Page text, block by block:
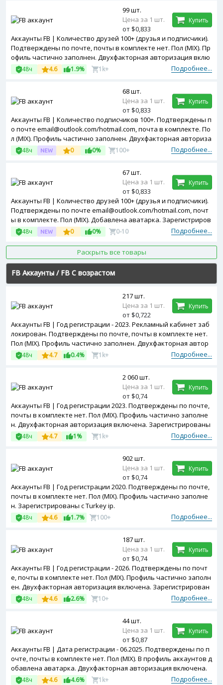
Аккаунты FB | Количество друзей 100+ (друзья и подписчики).
Подтверждены по почте, почты в комплекте нет. Пол (MIX). Пр
офиль частично заполнен. Двухфакторная авторизация вклю
чена. Зарегистрированы с Bangladesh ip.
Подробнее...
48ч 4.6 1.9% 1k+
99 шт.
Цена за 1 шт.
от $0,833
Купить
Аккаунты FB | Количество подписчиков 100+. Подтверждены п
о почте email@outlook.com/hotmail.com, почта в комплекте. По
л (MIX). Профиль частично заполнен. Двухфакторная авториза
ция включена. Зарегистрированы с EGYPT ip.
Подробнее...
48ч 0 0% 100+
68 шт.
Цена за 1 шт.
от $0,833
Купить
Аккаунты FB | Количество друзей 100+ (друзья и подписчики).
Подтверждены по почте email@outlook.com/hotmail.com, почт
ы в комплекте. Пол (MIX). Добавлена аватарка. Зарегистриров
аны с EGYPT ip.
Подробнее...
48ч 0 0% 0-10
67 шт.
Цена за 1 шт.
от $0,833
Купить
Раскрыть все товары
FB Аккаунты / FB С возрастом
Аккаунты FB | Год регистрации - 2023. Рекламный кабинет заб
локирован. Подтверждены по почте, почты в комплекте нет.
Пол (MIX). Профиль частично заполнен. Двухфакторная автор
изация включена. Cookies в комплекте. Зарегистрированы с T
urkey ip.
Подробнее...
48ч 4.7 0.4% 1k+
217 шт.
Цена за 1 шт.
от $0,722
Купить
Аккаунты FB | Год регистрации 2023. Подтверждены по почте,
почты в комплекте нет. Пол (MIX). Профиль частично заполне
н. Двухфакторная авторизация включена. Зарегистрированы
с Turkey ip.
Подробнее...
48ч 4.7 1% 1k+
2 060 шт.
Цена за 1 шт.
от $0,74
Купить
Аккаунты FB | Год регистрации 2020. Подтверждены по почте,
почты в комплекте нет. Пол (MIX). Профиль частично заполне
н. Зарегистрированы с Turkey ip.
Подробнее...
48ч 4.6 1.7% 100+
902 шт.
Цена за 1 шт.
от $0,74
Купить
Аккаунты FB | Год регистрации - 2026. Подтверждены по почт
е, почты в комплекте нет. Пол (MIX). Профиль частично заполн
ен. Двухфакторная авторизация включена. Зарегистрирован
ы с MIX ip
Подробнее...
48ч 4.6 2.6% 10+
187 шт.
Цена за 1 шт.
от $0,74
Купить
Аккаунты FB | Дата регистрации - 06.2025. Подтверждены по п
очте, почты в комплекте нет. Пол (MIX). В профиль аккаунтов д
обавлена аватарка. Двухфакторная авторизация включена.
Зарегистрированы с Vietnam ip.
Подробнее...
48ч 4.6 4.6% 1k+
44 шт.
Цена за 1 шт.
от $0,87
Купить